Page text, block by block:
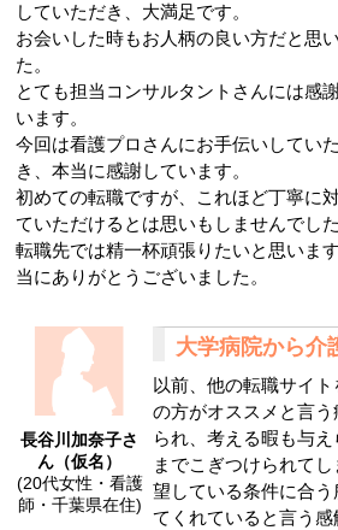
していただき、大満足です。
お会いした時もお人柄の良い方だと思
た。
とても担当コンサルタントさんには感
います。
今回は看護プロさんにお手伝いしてい
き、本当に感謝しています。
初めての転職ですが、これほど丁寧に
ていただけるとは思いもしませんでした
転職先では精一杯頑張りたいと思いま
当にありがとうございました。
長谷川加奈子さ
ん（仮名）
(20代女性・看護
師・千葉県在住)
大学病院から介
以前、他の転職サイ
の方がオススメと言
られ、考える暇も与
までこぎつけられて
望している条件に合
てくれていると言う感